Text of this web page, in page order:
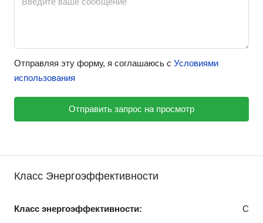
Отправляя эту форму, я соглашаюсь с Условиями
использования
Отправить запрос на просмотр
Класс Энергоэффективности
Класс энергоэффективности: C